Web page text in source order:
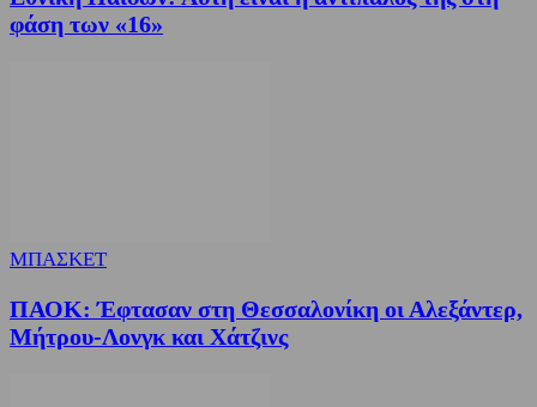
φάση των «16»
ΜΠΑΣΚΕΤ
ΠΑΟΚ: Έφτασαν στη Θεσσαλονίκη οι Αλεξάντερ,
Μήτρου-Λονγκ και Χάτζινς